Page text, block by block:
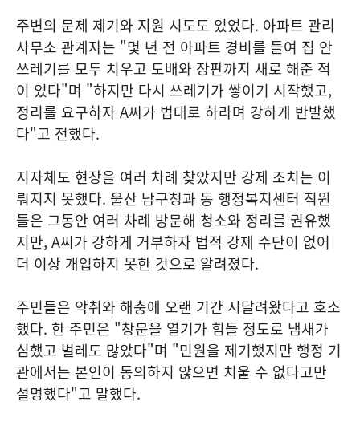
주변의 문제 제기와 지원 시도도 있었다. 아파트 관리
사무소 관계자는 "몇 년 전 아파트 경비를 들여 집 안
쓰레기를 모두 치우고 도배와 장판까지 새로 해준 적
이 있다"며 "하지만 다시 쓰레기가 쌓이기 시작했고,
정리를 요구하자 A씨가 법대로 하라며 강하게 반발했
다"고 전했다.
지자체도 현장을 여러 차례 찾았지만 강제 조치는 이
뤄지지 못했다. 울산 남구청과 동 행정복지센터 직원
들은 그동안 여러 차례 방문해 청소와 정리를 권유했
지만, A씨가 강하게 거부하자 법적 강제 수단이 없어
더 이상 개입하지 못한 것으로 알려졌다.
주민들은 악취와 해충에 오랜 기간 시달려왔다고 호소
했다. 한 주민은 "창문을 열기가 힘들 정도로 냄새가
심했고 벌레도 많았다"며 "민원을 제기했지만 행정 기
관에서는 본인이 동의하지 않으면 치울 수 없다고만
설명했다"고 말했다.